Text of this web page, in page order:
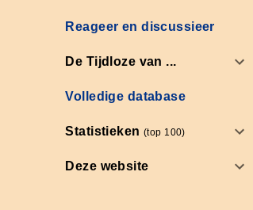
Reageer en discussieer
De Tijdloze van ...
Volledige database
Statistieken(top 100)
Deze website